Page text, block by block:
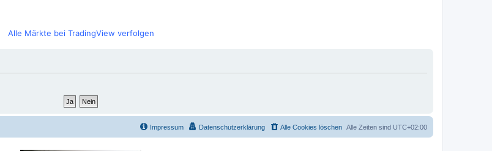
Alle Märkte bei TradingView verfolgen
Alle Zeiten sind UTC+02:00
Alle Cookies löschen
Datenschutzerklärung
Impressum